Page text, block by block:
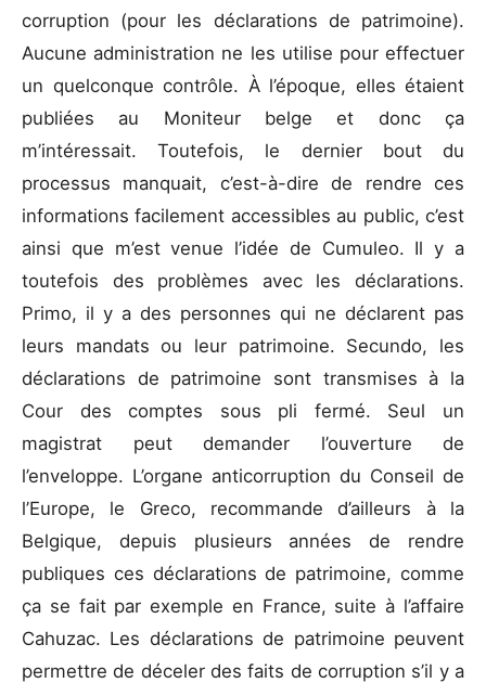
corruption (pour les déclarations de patrimoine).
Aucune administration ne les utilise pour effectuer
un quelconque contrôle. À l’époque, elles étaient
publiées au Moniteur belge et donc ça
m’intéressait. Toutefois, le dernier bout du
processus manquait, c’est-à-dire de rendre ces
informations facilement accessibles au public, c’est
ainsi que m’est venue l’idée de Cumuleo. Il y a
toutefois des problèmes avec les déclarations.
Primo, il y a des personnes qui ne déclarent pas
leurs mandats ou leur patrimoine. Secundo, les
déclarations de patrimoine sont transmises à la
Cour des comptes sous pli fermé. Seul un
magistrat peut demander l’ouverture de
l’enveloppe. L’organe anticorruption du Conseil de
l’Europe, le Greco, recommande d’ailleurs à la
Belgique, depuis plusieurs années de rendre
publiques ces déclarations de patrimoine, comme
ça se fait par exemple en France, suite à l’affaire
Cahuzac. Les déclarations de patrimoine peuvent
permettre de déceler des faits de corruption s’il y a